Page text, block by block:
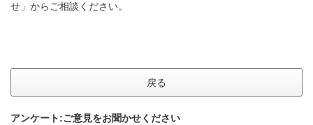
せ」からご相談ください。
戻る
アンケート:ご意見をお聞かせください